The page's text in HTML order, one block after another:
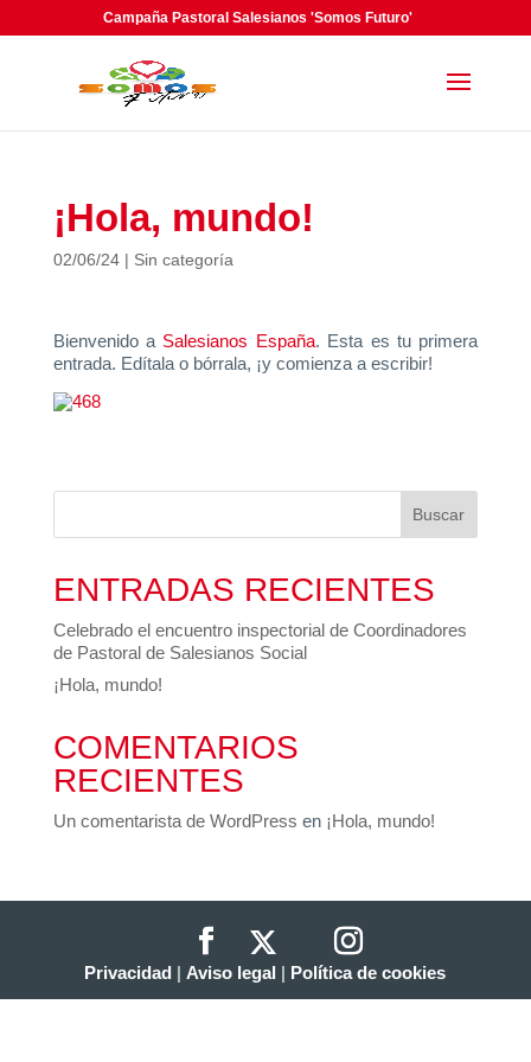
Campaña Pastoral Salesianos 'Somos Futuro'
¡Hola, mundo!
02/06/24| Sin categoría
Bienvenido a Salesianos España. Esta es tu primera
entrada. Edítala o bórrala, ¡y comienza a escribir!
Buscar
ENTRADAS RECIENTES
Celebrado el encuentro inspectorial de Coordinadores
de Pastoral de Salesianos Social
¡Hola, mundo!
COMENTARIOS
RECIENTES
Un comentarista de WordPress en ¡Hola, mundo!
Privacidad | Aviso legal | Política de cookies